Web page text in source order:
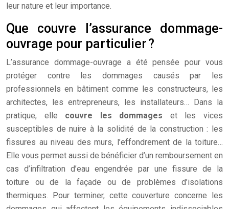
leur nature et leur importance.
Que couvre l’assurance dommage-
ouvrage pour particulier ?
L’assurance dommage-ouvrage a été pensée pour vous
protéger contre les dommages causés par les
professionnels en bâtiment comme les constructeurs, les
architectes, les entrepreneurs, les installateurs… Dans la
pratique, elle couvre les dommages et les vices
susceptibles de nuire à la solidité de la construction : les
fissures au niveau des murs, l’effondrement de la toiture…
Elle vous permet aussi de bénéficier d’un remboursement en
cas d’infiltration d’eau engendrée par une fissure de la
toiture ou de la façade ou de problèmes d’isolations
thermiques. Pour terminer, cette couverture concerne les